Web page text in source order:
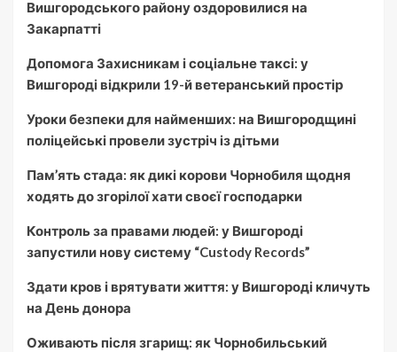
Вишгородського району оздоровилися на
Закарпатті
Допомога Захисникам і соціальне таксі: у
Вишгороді відкрили 19-й ветеранський простір
Уроки безпеки для найменших: на Вишгородщині
поліцейські провели зустріч із дітьми
Пам’ять стада: як дикі корови Чорнобиля щодня
ходять до згорілої хати своєї господарки
Контроль за правами людей: у Вишгороді
запустили нову систему “Custody Records”
Здати кров і врятувати життя: у Вишгороді кличуть
на День донора
Оживають після згарищ: як Чорнобильський